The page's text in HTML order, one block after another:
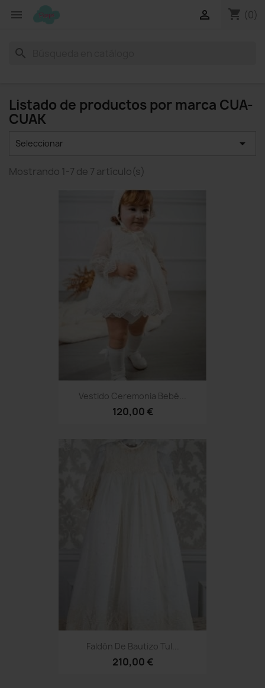
 shopping_cart (0)

search
Listado de productos por marca CUA-
CUAK
Seleccionar 
Mostrando 1-7 de 7 artículo(s)
Vestido Ceremonia Bebé...
120,00 €
Faldón De Bautizo Tul...
210,00 €